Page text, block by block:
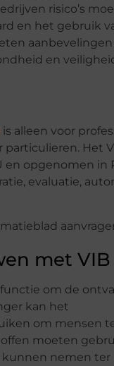
risico’s
en het gebruik
en
is alleen voor
Het
en opgenomen in
evaluatie,
met VIB
om de
kan het
om mensen
moeten
kunnen nemen ter